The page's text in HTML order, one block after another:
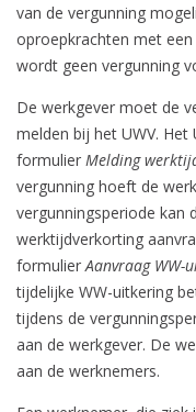
van de vergunning
oproepkrachten met
wordt geen vergunning
De werkgever moet de
melden bij het UWV.
formulier Melding
vergunning hoeft de
vergunningsperiode kan
werktijdverkorting
formulierAanvraag
tijdelijke WW-uitkering
tijdens de
aan de werkgever. De
aan de werknemers.